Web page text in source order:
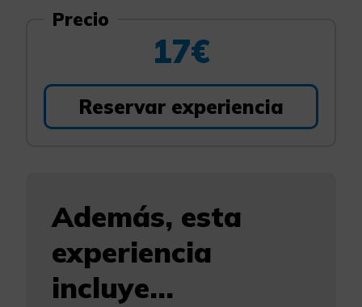
Precio
17€
Reservar experiencia
Además, esta
experiencia
incluye...